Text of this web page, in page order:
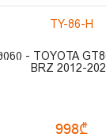
TY-86-H
- TOYOTA
BRZ 2012-
998₾